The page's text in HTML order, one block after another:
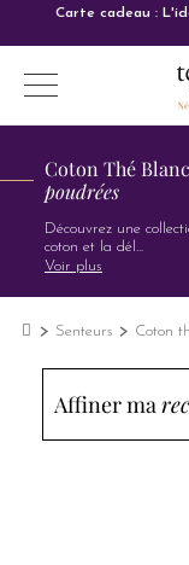
Carte cadeau :
Coton Thé
poudrées
Découvrez une
coton et la dél ...
Voir plus
Senteurs Coton
Affiner ma